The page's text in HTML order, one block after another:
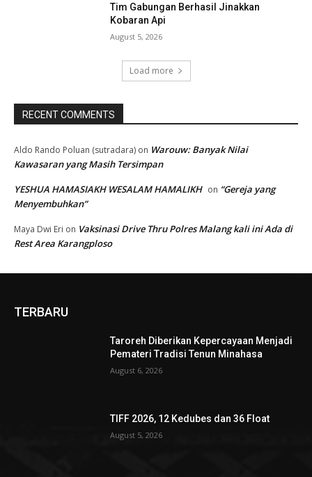
Tim Gabungan Berhasil Jinakkan
Kobaran Api
August 5, 2026
Load more
RECENT COMMENTS
Aldo Rando Poluan (sutradara) on Warouw: Banyak Nilai
Kawasaran yang Masih Tersimpan
YESHUA HAMASIAKH WESALAM HAMALIKH on “Gereja yang
Menyembuhkan”
Maya Dwi Eri on Vaksinasi Drive Thru Polres Malang kali ini Ada di
Rest Area Karangploso
TERBARU
Taroreh Diberikan Kepercayaan Menjadi
Pemateri Tradisi Tenun Minahasa
August 6, 2026
TIFF 2026, 12 Kedubes dan 36 Float
August 5, 2026